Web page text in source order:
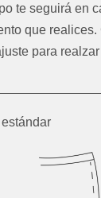
te seguirá en
que realices.
para